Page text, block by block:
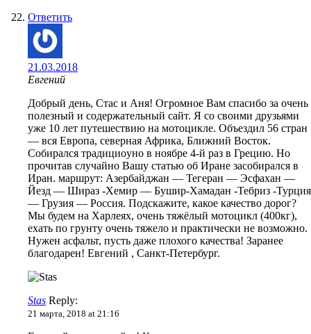
Ответить
21.03.2018
Евгений
Добрый день, Стас и Аня! Огромное Вам спасибо за очень
полезный и содержательный сайт. Я со своими друзьями
уже 10 лет путешествию на мотоцикле. Объездил 56 стран
— вся Европа, северная Африка, Ближний Восток.
Собирался традициоyно в ноябре 4-й раз в Грецию. Но
прочитав случайно Вашу статью об Иране засобирался в
Иран. маршрут: Азербайджан — Тегеран — Эсфахан —
Йезд — Шираз -Хемир — Бушир-Хамадан -Тебриз -Турция
— Грузия — Россия. Подскажите, какое качество дорог?
Мы будем на Харлеях, очень тяжёлый мотоцикл (400кг),
ехать по грунту очень тяжело и практически не возможно.
Нужен асфальт, пусть даже плохого качества! Заранее
благодарен! Евгений , Санкт-Петербург.
Stas Reply:
21 марта, 2018 at 21:16